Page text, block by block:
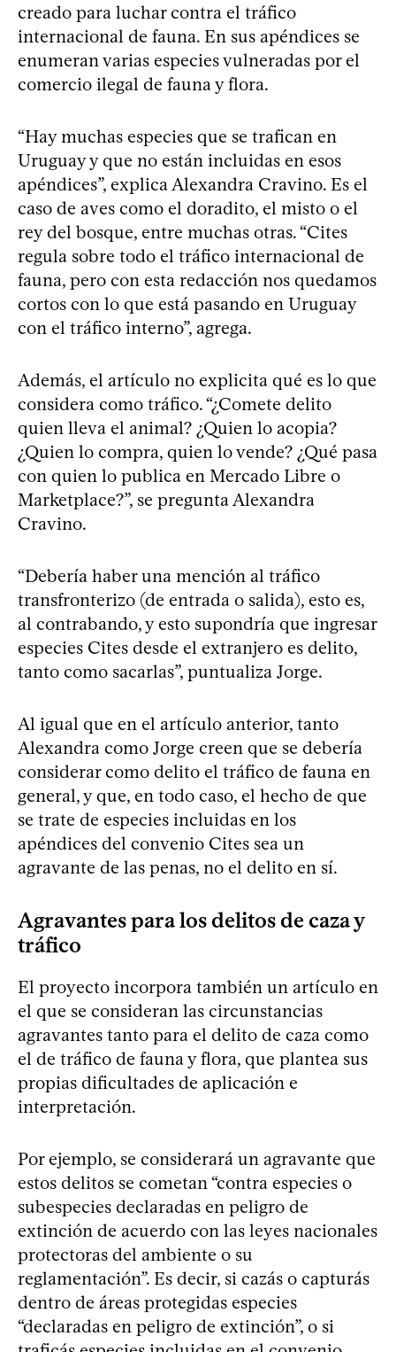
creado para luchar contra el tráfico
internacional de fauna. En sus apéndices se
enumeran varias especies vulneradas por el
comercio ilegal de fauna y flora.
“Hay muchas especies que se trafican en
Uruguay y que no están incluidas en esos
apéndices”, explica Alexandra Cravino. Es el
caso de aves como el doradito, el misto o el
rey del bosque, entre muchas otras. “Cites
regula sobre todo el tráfico internacional de
fauna, pero con esta redacción nos quedamos
cortos con lo que está pasando en Uruguay
con el tráfico interno”, agrega.
Además, el artículo no explicita qué es lo que
considera como tráfico. “¿Comete delito
quien lleva el animal? ¿Quien lo acopia?
¿Quien lo compra, quien lo vende? ¿Qué pasa
con quien lo publica en Mercado Libre o
Marketplace?”, se pregunta Alexandra
Cravino.
“Debería haber una mención al tráfico
transfronterizo (de entrada o salida), esto es,
al contrabando, y esto supondría que ingresar
especies Cites desde el extranjero es delito,
tanto como sacarlas”, puntualiza Jorge.
Al igual que en el artículo anterior, tanto
Alexandra como Jorge creen que se debería
considerar como delito el tráfico de fauna en
general, y que, en todo caso, el hecho de que
se trate de especies incluidas en los
apéndices del convenio Cites sea un
agravante de las penas, no el delito en sí.
Agravantes para los delitos de caza y
tráfico
El proyecto incorpora también un artículo en
el que se consideran las circunstancias
agravantes tanto para el delito de caza como
el de tráfico de fauna y flora, que plantea sus
propias dificultades de aplicación e
interpretación.
Por ejemplo, se considerará un agravante que
estos delitos se cometan “contra especies o
subespecies declaradas en peligro de
extinción de acuerdo con las leyes nacionales
protectoras del ambiente o su
reglamentación”. Es decir, si cazás o capturás
dentro de áreas protegidas especies
“declaradas en peligro de extinción”, o si